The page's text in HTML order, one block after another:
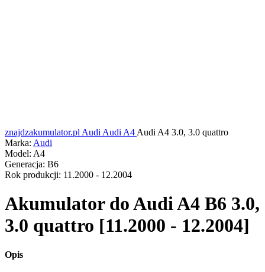
znajdzakumulator.pl Audi Audi A4 Audi A4 3.0, 3.0 quattro
Marka: Audi
Model: A4
Generacja: B6
Rok produkcji: 11.2000 - 12.2004
Akumulator doAudi A4 B6 3.0,
3.0 quattro [11.2000 - 12.2004]
Opis